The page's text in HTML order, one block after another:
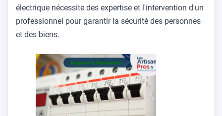
électrique nécessite des expertise et l'intervention d'un
professionnel pour garantir la sécurité des personnes
et des biens.